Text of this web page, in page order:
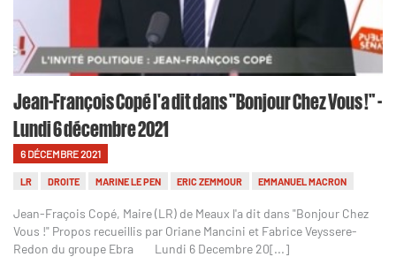
Jean-François Copé l'a dit dans "Bonjour Chez Vous !" -
Lundi 6 décembre 2021
6 DÉCEMBRE 2021
LR DROITE MARINE LE PEN ERIC ZEMMOUR EMMANUEL MACRON
Jean-Fraçois Copé, Maire (LR) de Meaux l'a dit dans "Bonjour Chez
Vous !" Propos recueillis par Oriane Mancini et Fabrice Veyssere-
Redon du groupe Ebra Lundi 6 Decembre 20[...]